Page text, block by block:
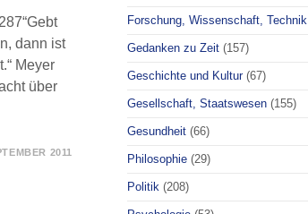
dann ist
Meyer
über
2011
Forschung, Wissenschaft, Technik
Gedanken zu Zeit (157)
Geschichte und Kultur (67)
Gesellschaft, Staatswesen (155)
Gesundheit (66)
Philosophie (29)
Politik (208)